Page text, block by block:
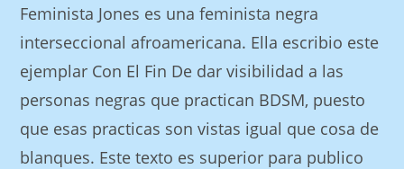
Feminista Jones es una feminista negra
interseccional afroamericana. Ella escribio este
ejemplar Con El Fin De dar visibilidad a las
personas negras que practican BDSM, puesto
que esas practicas son vistas igual que cosa de
blanques. Este texto es superior para publico